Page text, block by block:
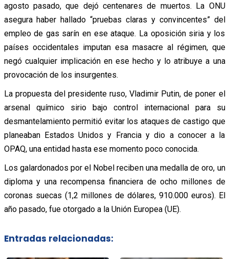
agosto pasado, que dejó centenares de muertos. La ONU
asegura haber hallado “pruebas claras y convincentes” del
empleo de gas sarín en ese ataque. La oposición siria y los
países occidentales imputan esa masacre al régimen, que
negó cualquier implicación en ese hecho y lo atribuye a una
provocación de los insurgentes.
La propuesta del presidente ruso, Vladimir Putin, de poner el
arsenal químico sirio bajo control internacional para su
desmantelamiento permitió evitar los ataques de castigo que
planeaban Estados Unidos y Francia y dio a conocer a la
OPAQ, una entidad hasta ese momento poco conocida.
Los galardonados por el Nobel reciben una medalla de oro, un
diploma y una recompensa financiera de ocho millones de
coronas suecas (1,2 millones de dólares, 910.000 euros). El
año pasado, fue otorgado a la Unión Europea (UE).
Entradas relacionadas: